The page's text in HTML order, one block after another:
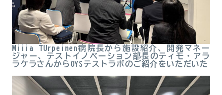
Miiia TUrpeinen病院長から施設紹介、開発マネー
ジャー、テストイノベーション部長のティモ・アラ
ラケラさんからOYSテストラボのご紹介をいただいた